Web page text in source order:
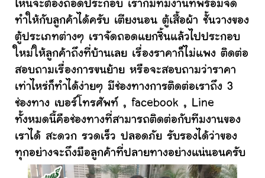
ไหนจะต้องถอดประกอบ เราก็มีทีมงานที่พร้อมจัด
ทำให้กับลูกค้าได้ครับ เตียงนอน ตู้เสื้อผ้า ชั้นวางของ
ตู้ประเภทต่างๆ เราจัดถอดแยกชิ้นแล้วไปประกอบ
ใหม่ให้ลูกค้าถึงที่บ้านเลย เรื่องราคาก็ไม่แพง ติดต่อ
สอบถามเรื่องการขนย้าย หรือจะสอบถามว่าราคา
เท่าไหร่ก็ทำได้ง่ายๆ มีช่องทางการติดต่อเราถึง 3
ช่องทาง เบอร์โทรศัพท์ , facebook , Line
ทั้งหมดนี้คือช่องทางที่สามารถติดต่อกับทีมงานของ
เราได้ สะดวก รวดเร็ว ปลอดภัย รับรองได้ว่าของ
ทุกอย่างจะถึงมือลูกค้าที่ปลายทางอย่างแน่นอนครับ